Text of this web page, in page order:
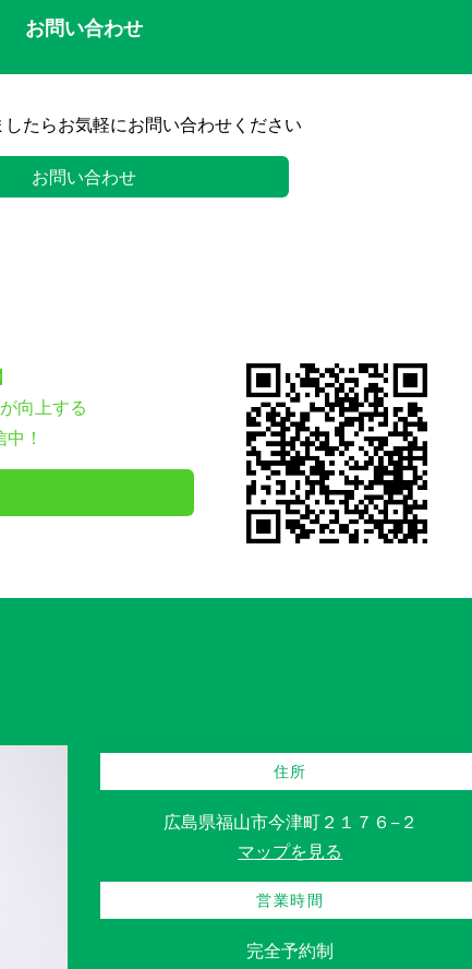
お問い合わせ
たらお気軽にお問い合わせください
お問い合わせ
向上する
！
住所
広島県福山市今津町２１７６−２
マップを見る
営業時間
完全予約制